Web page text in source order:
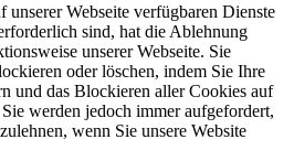
unserer Webseite verfügbaren Dienste
sind, hat die Ablehnung
unserer Webseite. Sie
oder löschen, indem Sie Ihre
und das Blockieren aller Cookies auf
werden jedoch immer aufgefordert,
wenn Sie unsere Website